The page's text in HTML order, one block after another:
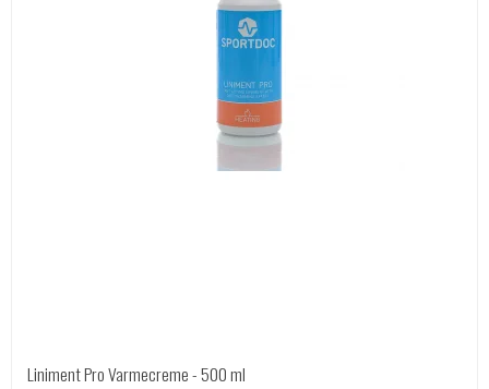
Liniment Pro Varmecreme - 500 ml